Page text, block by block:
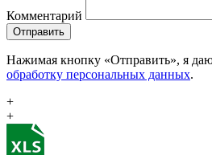
Комментарий
Отправить
Нажимая кнопку «Отправить», я даю
обработку персональных данных.
+
+